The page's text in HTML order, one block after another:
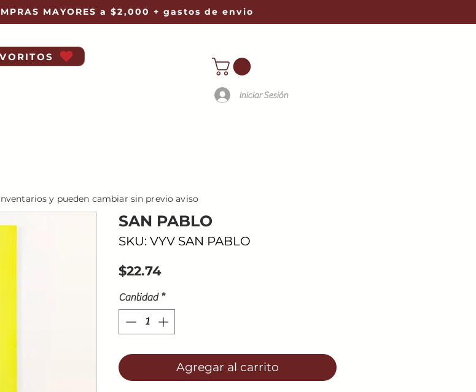
MAYORES a $2,000 + gastos de envio
Iniciar Sesión
SAN PABLO
SKU: VYV SAN PABLO
$22.74Precio
Cantidad *
Agregar al carrito
y pueden cambiar sin previo aviso